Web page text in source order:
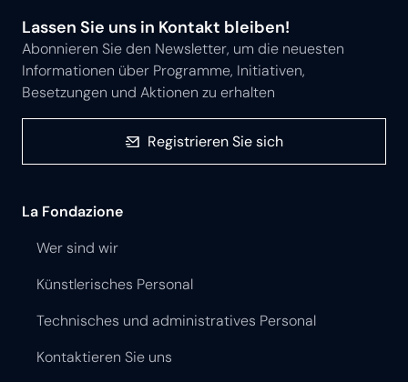
Lassen Sie uns in Kontakt bleiben!
Abonnieren Sie den Newsletter, um die neuesten
Informationen über Programme, Initiativen,
Besetzungen und Aktionen zu erhalten
Registrieren Sie sich
La Fondazione
Wer sind wir
Künstlerisches Personal
Technisches und administratives Personal
Kontaktieren Sie uns